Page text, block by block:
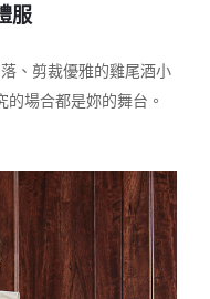
服
、剪裁優雅的雞尾酒小
場合都是妳的舞台。